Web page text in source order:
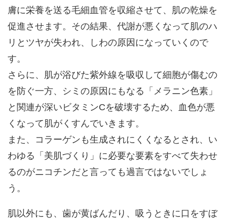
膚に栄養を送る毛細血管を収縮させて、肌の乾燥を
促進させます。その結果、代謝が悪くなって肌のハ
リとツヤが失われ、しわの原因になっていくので
す。
さらに、肌が浴びた紫外線を吸収して細胞が傷むの
を防ぐ一方、シミの原因にもなる「メラニン色素」
と関連が深いビタミンCを破壊するため、血色が悪
くなって肌がくすんでいきます。
また、コラーゲンも生成されにくくなるとされ、い
わゆる「美肌づくり」に必要な要素をすべて失わせ
るのがニコチンだと言っても過言ではないでしょ
う。
肌以外にも、歯が黄ばんだり、吸うときに口をすぼ